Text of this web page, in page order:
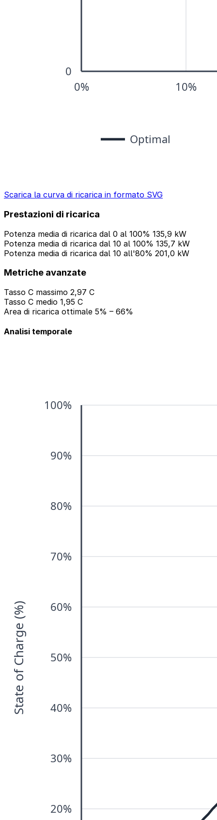
Scarica la curva di ricarica in formato SVG
Prestazioni di ricarica
Potenza media di ricarica dal 0 al 100% 135,9 kW
Potenza media di ricarica dal 10 al 100% 135,7 kW
Potenza media di ricarica dal 10 all'80% 201,0 kW
Metriche avanzate
Tasso C massimo 2,97 C
Tasso C medio 1,95 C
Area di ricarica ottimale 5% – 66%
Analisi temporale